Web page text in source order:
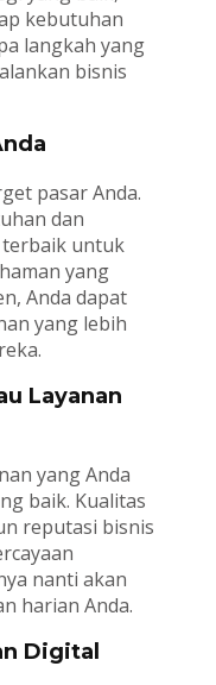
kebutuhan
langkah yang
bisnis
pasar Anda.
dan
terbaik untuk
yang
Anda dapat
yang lebih
Layanan
yang Anda
baik. Kualitas
reputasi bisnis
nanti akan
harian Anda.
Digital